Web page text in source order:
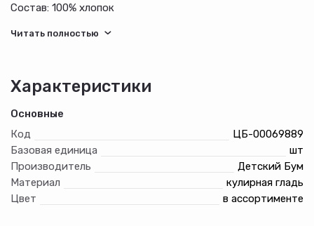
Состав: 100% хлопок
Характеристики
Основные
Код
ЦБ-00069889
Базовая единица
шт
Производитель
Детский Бум
Материал
кулирная гладь
Цвет
в ассортименте